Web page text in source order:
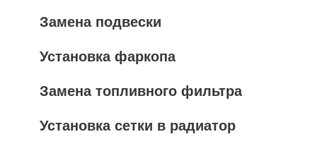
Замена подвески
Установка фаркопа
Замена топливного фильтра
Установка сетки в радиатор